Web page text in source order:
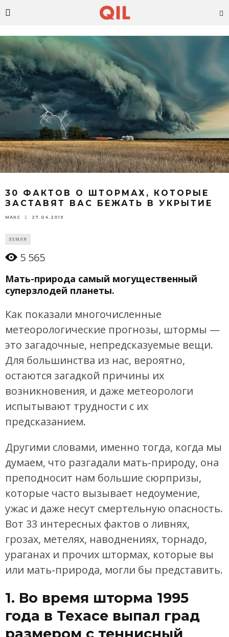
30 ФАКТОВ О ШТОРМАХ, КОТОРЫЕ
ЗАСТАВЯТ ВАС БЕЖАТЬ В УКРЫТИЕ
МАКС 27.04.2019
ЗЕМЛЯ
5 565
Мать-природа самый могущественный
суперзлодей планеты.
Как показали многочисленные
метеорологические прогнозы, штормы —
это загадочные, непредсказуемые вещи.
Для большинства из нас, вероятно,
остаются загадкой причины их
возникновения, и даже метеорологи
испытывают трудности с их
предсказанием.
Другими словами, именно тогда, когда мы
думаем, что разгадали мать-природу, она
преподносит нам большие сюрпризы,
которые часто вызывает недоумение,
ужас и даже несут смертельную опасность.
Вот 33 интересных фактов о ливнях,
грозах, метелях, наводнениях, торнадо,
ураганах и прочих штормах, которые вы
или мать-природа, могли бы представить.
1. Во время шторма 1995
года в Техасе выпал град